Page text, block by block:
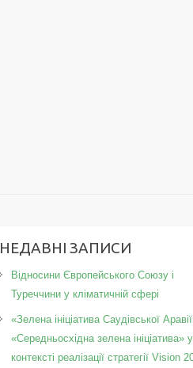
НЕДАВНІ ЗАПИСИ
Відносини Європейського Союзу і
Туреччини у кліматичній сфері
«Зелена ініціатива Саудівської
«Середньосхідна зелена ініціатива» у
контексті реалізації стратегії Vision